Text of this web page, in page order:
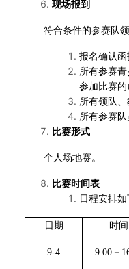
现场报到
符合条件的参赛队
报名确认函
所有参赛
参加比赛的
所有领队、
所有参赛队
比赛形式
个人场地赛。
比赛时间表
日程安排如
日期 时间
9-4 9:00－